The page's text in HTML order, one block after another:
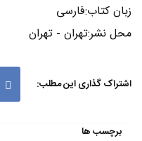
زبان کتاب:فارسی
محل نشر:تهران - تهران
اشتراک گذاری این مطلب:
برچسب ها